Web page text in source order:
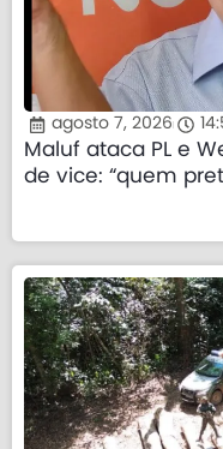
agosto 7, 2026
Maluf ataca PL e
de vice: “quem
precisa